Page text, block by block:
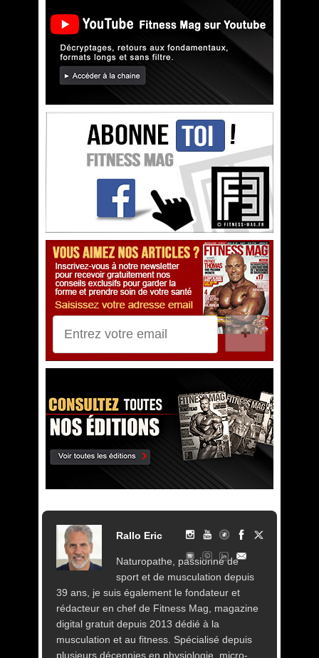
✚
Rallo Eric
Naturopathe, passionné de
sport et de musculation depuis
39 ans, je suis également le fondateur et
rédacteur en chef de Fitness Mag, magazine
digital gratuit depuis 2013 dédié à la
musculation et au fitness. Spécialisé depuis
plusieurs décennies en physiologie, micro-